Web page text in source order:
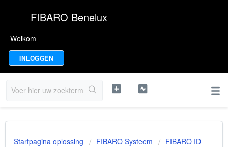
FIBARO Benelux
Welkom
INLOGGEN
Startpagina oplossing FIBARO Systeem FIBARO ID